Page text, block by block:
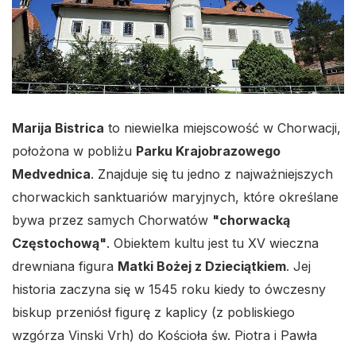
Marija Bistrica to niewielka miejscowość w Chorwacji,
położona w pobliżu Parku Krajobrazowego
Medvednica. Znajduje się tu jedno z najważniejszych
chorwackich sanktuariów maryjnych, które określane
bywa przez samych Chorwatów "chorwacką
Częstochową". Obiektem kultu jest tu XV wieczna
drewniana figura Matki Bożej z Dzieciątkiem. Jej
historia zaczyna się w 1545 roku kiedy to ówczesny
biskup przeniósł figurę z kaplicy (z pobliskiego
wzgórza Vinski Vrh) do Kościoła św. Piotra i Pawła